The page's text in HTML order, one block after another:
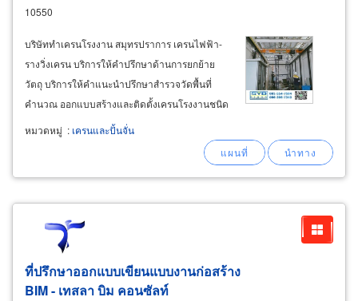
10550
บริษัททำเครนโรงงาน สมุทรปราการ เครนไฟฟ้า-
รางวิ่งเครน บริการให้คำปรึกษาด้านการยกย้าย
วัตถุ บริการให้คำแนะนำปรึกษาสำรวจวัดพื้นที่
คำนวณ ออกแบบสร้างและติดตั้งเครนโรงงานชนิด
ต่าง ๆ ติดตั้งทั้งภายในโรงงานและพื้นที่งานกลาง
แจ้ง โดยทีมวิศวกรและช่างเทคนิคผู้เชี่ยวชาญ
ประสบการณ์สูง รับงานด่วนในพื้นที่ สมุทรปราการ
หมวดหมู่ : เครนและปั้นจั่น
ที่ปรึกษาออกแบบเขียนแบบงานก่อสร้าง
BIM - เทสลา บิม คอนซัลท์